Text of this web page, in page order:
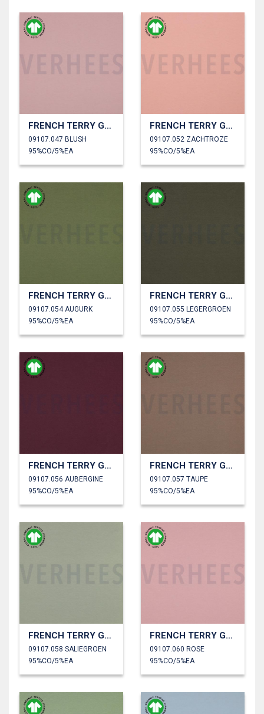
FRENCH TERRY GOTS
09107.047 BLUSH
95%CO/5%EA
FRENCH TERRY GOTS
09107.052 ZACHTROZE
95%CO/5%EA
FRENCH TERRY GOTS
09107.054 AUGURK
95%CO/5%EA
FRENCH TERRY GOTS
09107.055 LEGERGROEN
95%CO/5%EA
FRENCH TERRY GOTS
09107.056 AUBERGINE
95%CO/5%EA
FRENCH TERRY GOTS
09107.057 TAUPE
95%CO/5%EA
FRENCH TERRY GOTS
09107.058 SALIEGROEN
95%CO/5%EA
FRENCH TERRY GOTS
09107.060 ROSE
95%CO/5%EA